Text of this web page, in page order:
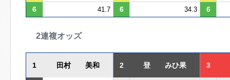
6
41.7 6 34.3 6
2連複オッズ
1 田村 美和 2 登 みひ果 3